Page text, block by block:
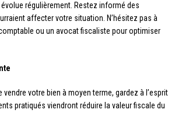
régulièrement. Restez informé des
affecter votre situation. N’hésitez pas à
ou un avocat fiscaliste pour optimiser
vendre votre bien à moyen terme, gardez à l’esprit
pratiqués viendront réduire la valeur fiscale du